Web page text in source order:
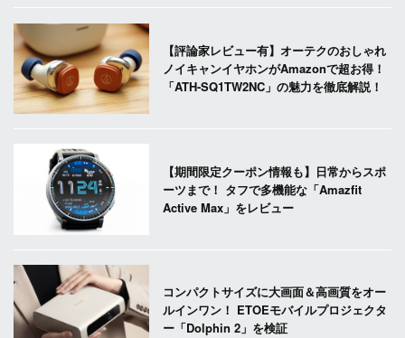
【評論家レビュー有】オーテクのおしゃれ
ノイキャンイヤホンがAmazonで超お得！
「ATH-SQ1TW2NC」の魅力を徹底解説！
【期間限定クーポン情報も】日常からスポ
ーツまで！ タフで多機能な「Amazfit
Active Max」をレビュー
コンパクトサイズに大画面＆高画質をオー
ルインワン！ ETOEモバイルプロジェクタ
ー「Dolphin 2」を検証